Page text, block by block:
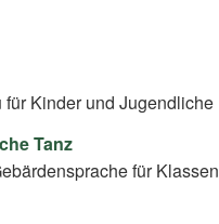
Kinder und Jugendliche
Tanz
für Klassen